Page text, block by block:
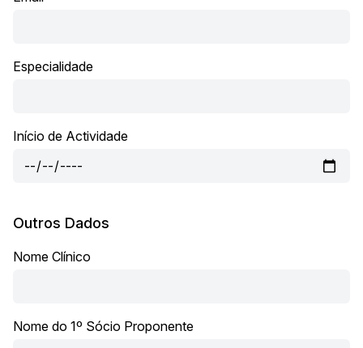
Especialidade
Início de Actividade
Outros Dados
Nome Clínico
Nome do 1º Sócio Proponente